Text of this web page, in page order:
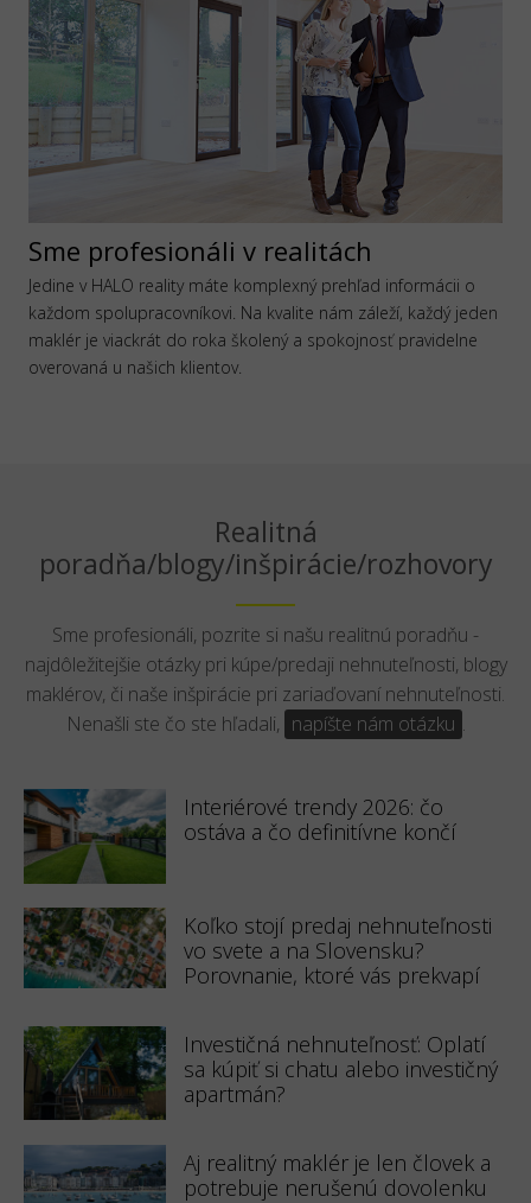
Sme profesionáli v realitách
Jedine v HALO reality máte komplexný prehľad informácii o
každom spolupracovníkovi. Na kvalite nám záleží, každý jeden
maklér je viackrát do roka školený a spokojnosť pravidelne
overovaná u našich klientov.
Realitná
poradňa/blogy/inšpirácie/rozhovory
Sme profesionáli, pozrite si našu realitnú poradňu -
najdôležitejšie otázky pri kúpe/predaji nehnuteľnosti, blogy
maklérov, či naše inšpirácie pri zariaďovaní nehnuteľnosti.
Nenašli ste čo ste hľadali, napíšte nám otázku .
Interiérové trendy 2026: čo
ostáva a čo definitívne končí
Koľko stojí predaj nehnuteľnosti
vo svete a na Slovensku?
Porovnanie, ktoré vás prekvapí
Investičná nehnuteľnosť: Oplatí
sa kúpiť si chatu alebo investičný
apartmán?
Aj realitný maklér je len človek a
potrebuje nerušenú dovolenku